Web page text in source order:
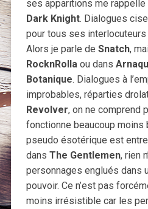
ses apparitions me rappelle
Dark Knight. Dialogues
pour tous ses interlocuteurs
Alors je parle de Snatch,
RocknRolla ou dans
Botanique. Dialogues à
improbables, réparties
Revolver, on ne comprend
fonctionne beaucoup moins
pseudo ésotérique est
dans The Gentlemen, rien
personnages englués dans
pouvoir. Ce n’est pas
moins irrésistible car les